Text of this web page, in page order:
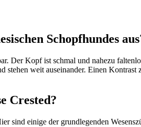
Schopf­hun­des
Der Kopf ist schmal und nahe­zu
weit aus­ein­an­der. Einen
Crested?
sind eini­ge der grund­le­gen­den